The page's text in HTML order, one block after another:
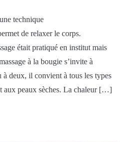
technique
de relaxer le corps.
était pratiqué en institut mais
à la bougie s’invite à
deux, il convient à tous les types
aux peaux sèches. La chaleur […]